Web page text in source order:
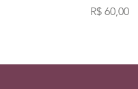
Preço
R$ 60,00